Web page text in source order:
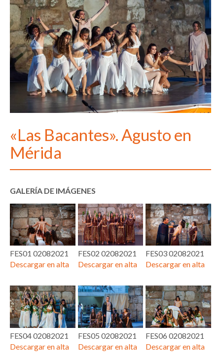
«Las Bacantes». Agusto en
Mérida
GALERÍA DE IMÁGENES
FES01 02082021
Descargar en alta
FES02 02082021
Descargar en alta
FES03 02082021
Descargar en alta
FES04 02082021
Descargar en alta
FES05 02082021
Descargar en alta
FES06 02082021
Descargar en alta